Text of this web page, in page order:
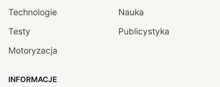
Technologie
Testy
Motoryzacja
Nauka
Publicystyka
INFORMACJE